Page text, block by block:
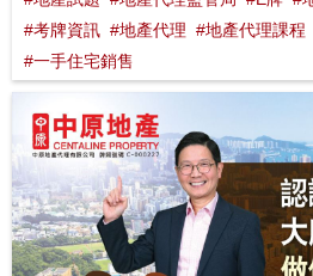
#考牌資訊 #地產代理 #地產代理課程
#一手住宅銷售